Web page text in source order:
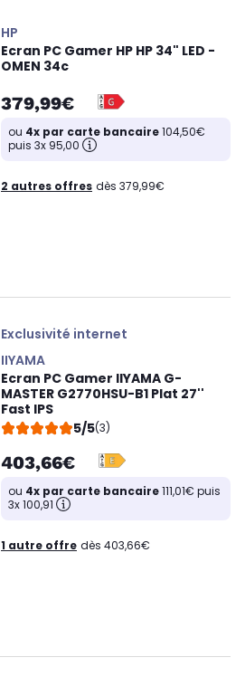
HP
Ecran PC Gamer HP HP 34" LED -
OMEN 34c
379,99€
ou 4x par carte bancaire104,50€
puis 3x 95,00
2 autres offres dès 379,99€
Exclusivité internet
IIYAMA
Ecran PC Gamer IIYAMA G-
MASTER G2770HSU-B1 Plat 27''
Fast IPS
5/5(3)
403,66€
ou 4x par carte bancaire111,01€ puis
3x 100,91
1 autre offre dès 403,66€